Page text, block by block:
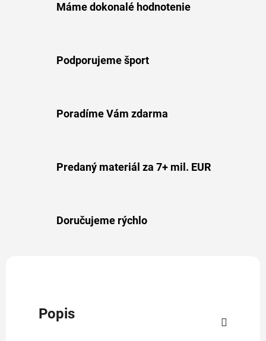
Máme dokonalé hodnotenie
Podporujeme šport
Poradíme Vám zdarma
Predaný materiál za 7+ mil. EUR
Doručujeme rýchlo
Popis